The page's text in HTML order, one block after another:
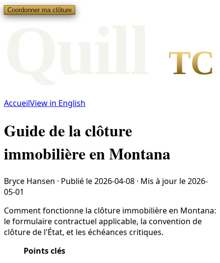
Coordonner ma clôture
TC
AccueilView in English
Guide de la clôture
immobilière en Montana
Bryce Hansen · Publié le2026-04-08 · Mis à jour le2026-
05-01
Comment fonctionne la clôture immobilière en Montana:
le formulaire contractuel applicable, la convention de
clôture de l'État, et les échéances critiques.
Points clés